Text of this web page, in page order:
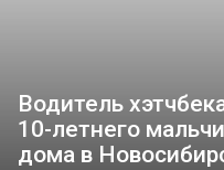
Водитель
10-летнего
дома в